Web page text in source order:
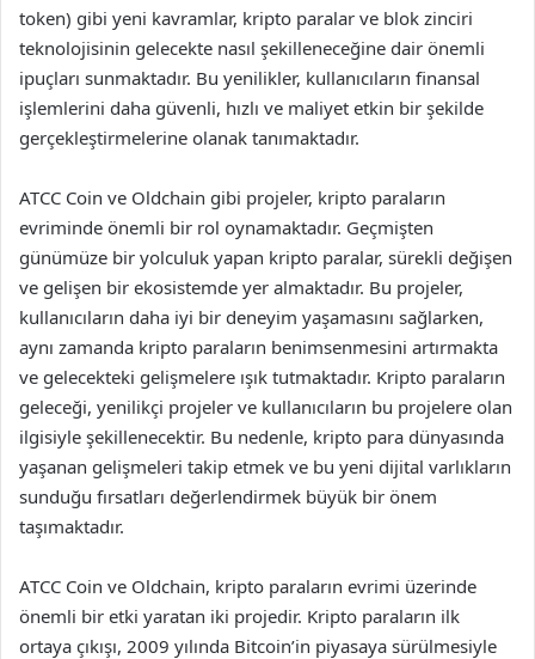
token) gibi yeni kavramlar, kripto paralar ve blok zinciri
teknolojisinin gelecekte nasıl şekilleneceğine dair önemli
ipuçları sunmaktadır. Bu yenilikler, kullanıcıların finansal
işlemlerini daha güvenli, hızlı ve maliyet etkin bir şekilde
gerçekleştirmelerine olanak tanımaktadır.
ATCC Coin ve Oldchain gibi projeler, kripto paraların
evriminde önemli bir rol oynamaktadır. Geçmişten
günümüze bir yolculuk yapan kripto paralar, sürekli değişen
ve gelişen bir ekosistemde yer almaktadır. Bu projeler,
kullanıcıların daha iyi bir deneyim yaşamasını sağlarken,
aynı zamanda kripto paraların benimsenmesini artırmakta
ve gelecekteki gelişmelere ışık tutmaktadır. Kripto paraların
geleceği, yenilikçi projeler ve kullanıcıların bu projelere olan
ilgisiyle şekillenecektir. Bu nedenle, kripto para dünyasında
yaşanan gelişmeleri takip etmek ve bu yeni dijital varlıkların
sunduğu fırsatları değerlendirmek büyük bir önem
taşımaktadır.
ATCC Coin ve Oldchain, kripto paraların evrimi üzerinde
önemli bir etki yaratan iki projedir. Kripto paraların ilk
ortaya çıkışı, 2009 yılında Bitcoin’in piyasaya sürülmesiyle